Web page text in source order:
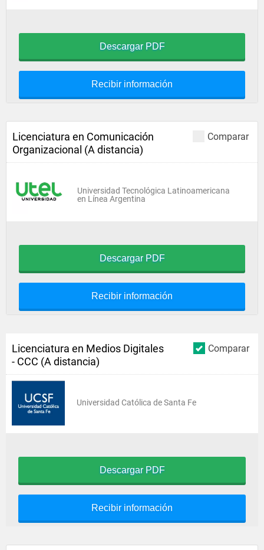
Descargar PDF
Recibir información
Comparar
Licenciatura en Comunicación
Organizacional (A distancia)
Universidad Tecnológica Latinoamericana
en Línea Argentina
Descargar PDF
Recibir información
Comparar
Licenciatura en Medios Digitales
- CCC (A distancia)
Universidad Católica de Santa Fe
Descargar PDF
Recibir información